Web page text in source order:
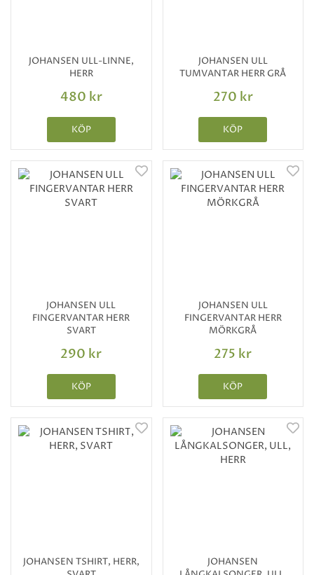
JOHANSEN ULL-LINNE,
HERR
480 kr
KÖP
JOHANSEN ULL
TUMVANTAR HERR GRÅ
270 kr
KÖP
JOHANSEN ULL
FINGERVANTAR HERR
SVART
290 kr
KÖP
JOHANSEN ULL
FINGERVANTAR HERR
MÖRKGRÅ
275 kr
KÖP
JOHANSEN TSHIRT, HERR,
JOHANSEN